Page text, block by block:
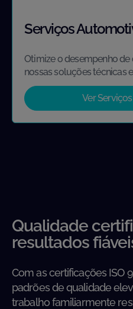
Serviços
Otimize o desempenho
nossas soluções técnicas
Ver
Qualidade
resultados
Com as certificações ISO
padrões de qualidade
trabalho familiarmente